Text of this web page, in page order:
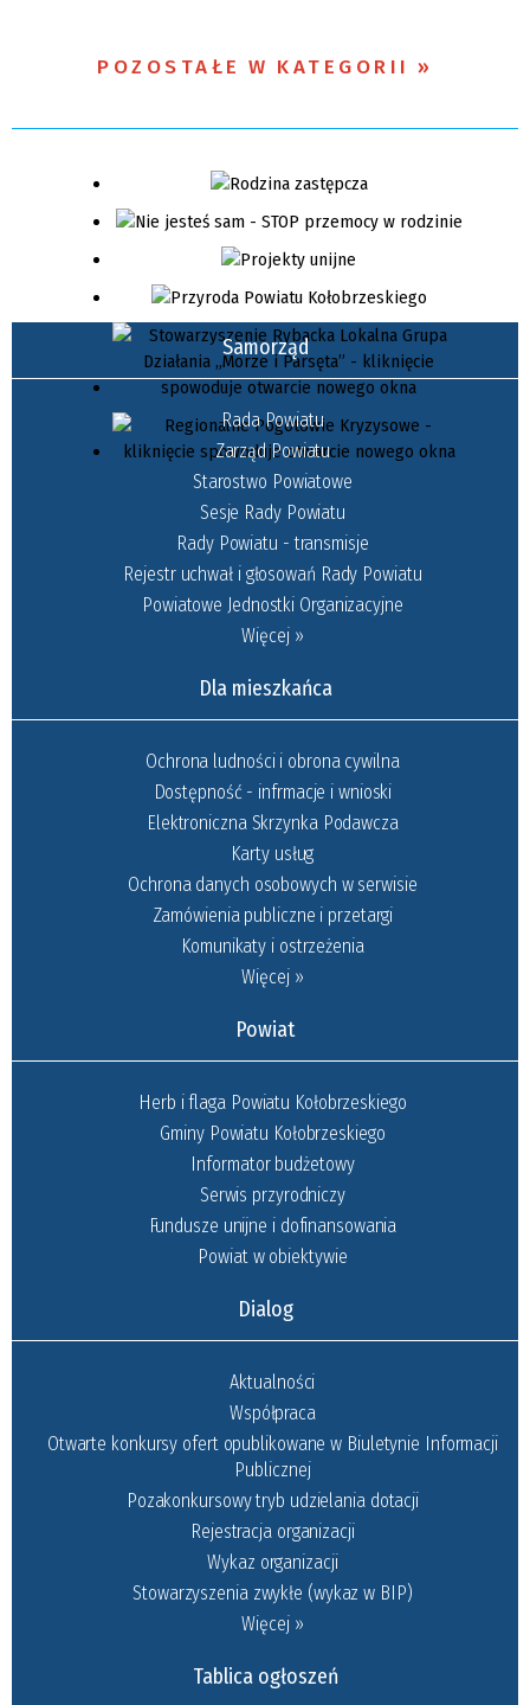
POZOSTAŁE W KATEGORII
Samorząd
Rada Powiatu
Zarząd Powiatu
Starostwo Powiatowe
Sesje Rady Powiatu
Rady Powiatu - transmisje
Rejestr uchwał i głosowań Rady Powiatu
Powiatowe Jednostki Organizacyjne
Więcej »
Dla mieszkańca
Ochrona ludności i obrona cywilna
Dostępność - infrmacje i wnioski
Elektroniczna Skrzynka Podawcza
Karty usług
Ochrona danych osobowych w serwisie
Zamówienia publiczne i przetargi
Komunikaty i ostrzeżenia
Więcej »
Powiat
Herb i flaga Powiatu Kołobrzeskiego
Gminy Powiatu Kołobrzeskiego
Informator budżetowy
Serwis przyrodniczy
Fundusze unijne i dofinansowania
Powiat w obiektywie
Dialog
Aktualności
Współpraca
Otwarte konkursy ofert opublikowane w Biuletynie Informacji
Publicznej
Pozakonkursowy tryb udzielania dotacji
Rejestracja organizacji
Wykaz organizacji
Stowarzyszenia zwykłe (wykaz w BIP)
Więcej »
Tablica ogłoszeń